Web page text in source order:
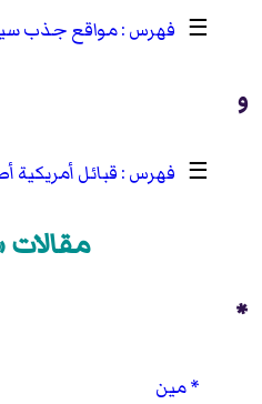
☰
مواقع جذب
و
☰ قبائل أمريكية
مقالات
*
مين